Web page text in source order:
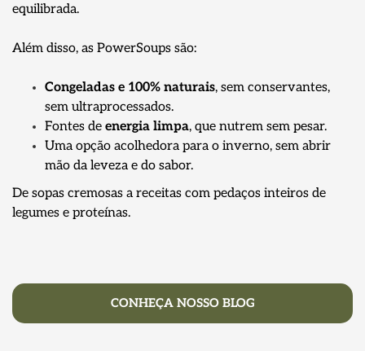
equilibrada.
Além disso, as PowerSoups são:
Congeladas e 100% naturais, sem conservantes,
sem ultraprocessados.
Fontes de energia limpa, que nutrem sem pesar.
Uma opção acolhedora para o inverno, sem abrir
mão da leveza e do sabor.
De sopas cremosas a receitas com pedaços inteiros de
legumes e proteínas.
CONHEÇA NOSSO BLOG